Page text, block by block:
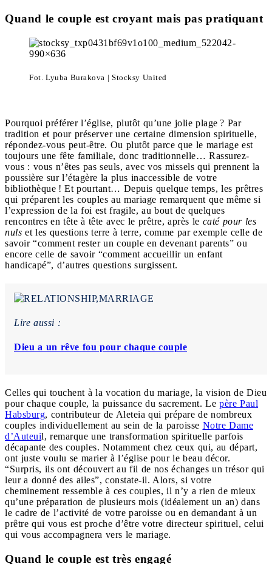
Quand le couple est croyant mais pas pratiquant
Fot. Lyuba Burakova | Stocksy United
Pourquoi préférer l’église, plutôt qu’une jolie plage ? Par
tradition et pour préserver une certaine dimension spirituelle,
répondez-vous peut-être. Ou plutôt parce que le mariage est
toujours une fête familiale, donc traditionnelle… Rassurez-
vous : vous n’êtes pas seuls, avec vos missels qui prennent la
poussière sur l’étagère la plus inaccessible de votre
bibliothèque ! Et pourtant… Depuis quelque temps, les prêtres
qui préparent les couples au mariage remarquent que même si
l’expression de la foi est fragile, au bout de quelques
rencontres en tête à tête avec le prêtre, après le caté pour les
nuls et les questions terre à terre, comme par exemple celle de
savoir “comment rester un couple en devenant parents” ou
encore celle de savoir “comment accueillir un enfant
handicapé”, d’autres questions surgissent.
Lire aussi :
Dieu a un rêve fou pour chaque couple
Celles qui touchent à la vocation du mariage, la vision de Dieu
pour chaque couple, la puissance du sacrement. Le père Paul
Habsburg, contributeur de Aleteia qui prépare de nombreux
couples individuellement au sein de la paroisse Notre Dame
d’Auteuil, remarque une transformation spirituelle parfois
décapante des couples. Notamment chez ceux qui, au départ,
ont juste voulu se marier à l’église pour le beau décor.
“Surpris, ils ont découvert au fil de nos échanges un trésor qui
leur a donné des ailes”, constate-il. Alors, si votre
cheminement ressemble à ces couples, il n’y a rien de mieux
qu’une préparation de plusieurs mois (idéalement un an) dans
le cadre de l’activité de votre paroisse ou en demandant à un
prêtre qui vous est proche d’être votre directeur spirituel, celui
qui vous accompagnera vers le mariage.
Quand le couple est très engagé